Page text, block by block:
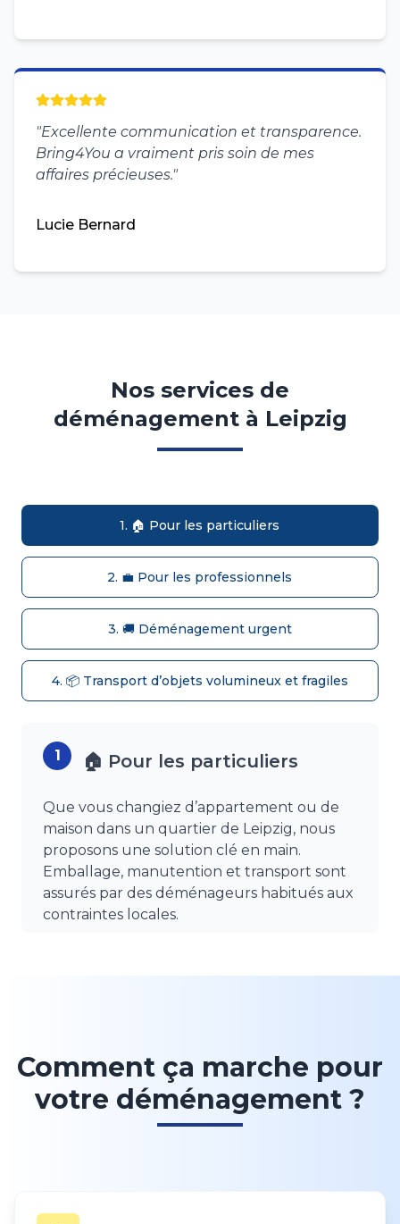
"Excellente communication et transparence.
Bring4You a vraiment pris soin de mes
affaires précieuses."
Lucie Bernard
Nos services de
déménagement à Leipzig
1. 🏠 Pour les particuliers
2. 💼 Pour les professionnels
3. 🚚 Déménagement urgent
4. 📦 Transport d’objets volumineux et fragiles
1 🏠 Pour les particuliers
Que vous changiez d’appartement ou de
maison dans un quartier de Leipzig, nous
proposons une solution clé en main.
Emballage, manutention et transport sont
assurés par des déménageurs habitués aux
contraintes locales.
Comment ça marche pour
votre déménagement ?